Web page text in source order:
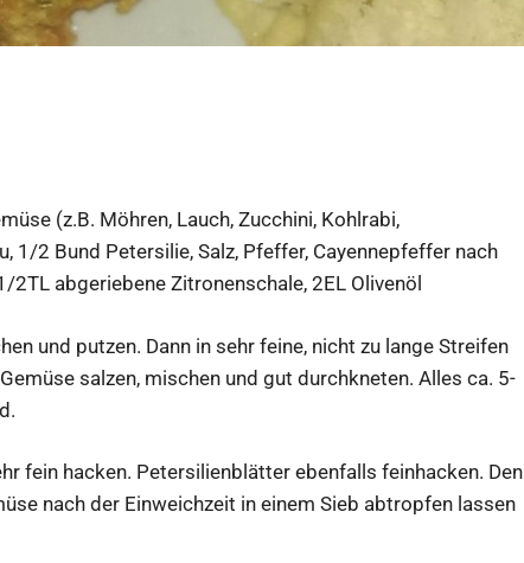
(z.B. Möhren, Lauch, Zucchini, Kohlrabi,
1/2 Bund Petersilie, Salz, Pfeffer, Cayennepfeffer nach
abgeriebene Zitronenschale, 2EL Olivenöl
und putzen. Dann in sehr feine, nicht zu lange Streifen
salzen, mischen und gut durchkneten. Alles ca. 5-
fein hacken. Petersilienblätter ebenfalls feinhacken. Den
nach der Einweichzeit in einem Sieb abtropfen lassen